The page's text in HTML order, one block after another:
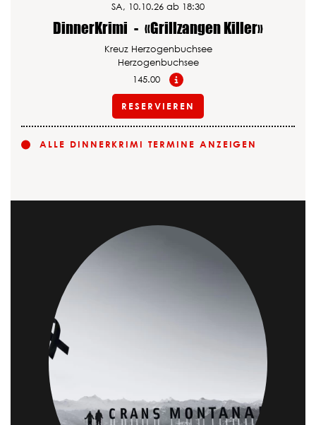
SA, 10.10.26 ab 18:30
DinnerKrimi - «Grillzangen Killer»
Kreuz Herzogenbuchsee
Herzogenbuchsee
145.00
RESERVIEREN
ALLE DINNERKRIMI TERMINE ANZEIGEN